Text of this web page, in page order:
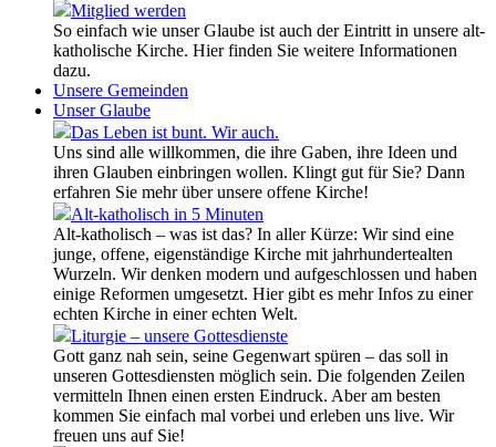
Mitglied werden
So einfach wie unser Glaube ist auch der Eintritt in unsere alt-
katholische Kirche. Hier finden Sie weitere Informationen
dazu.
Unsere Gemeinden
Unser Glaube
Das Leben ist bunt. Wir auch.
Uns sind alle willkommen, die ihre Gaben, ihre Ideen und
ihren Glauben einbringen wollen. Klingt gut für Sie? Dann
erfahren Sie mehr über unsere offene Kirche!
Alt-katholisch in 5 Minuten
Alt-katholisch – was ist das? In aller Kürze: Wir sind eine
junge, offene, eigenständige Kirche mit jahrhundertealten
Wurzeln. Wir denken modern und aufgeschlossen und haben
einige Reformen umgesetzt. Hier gibt es mehr Infos zu einer
echten Kirche in einer echten Welt.
Liturgie – unsere Gottesdienste
Gott ganz nah sein, seine Gegenwart spüren – das soll in
unseren Gottesdiensten möglich sein. Die folgenden Zeilen
vermitteln Ihnen einen ersten Eindruck. Aber am besten
kommen Sie einfach mal vorbei und erleben uns live. Wir
freuen uns auf Sie!